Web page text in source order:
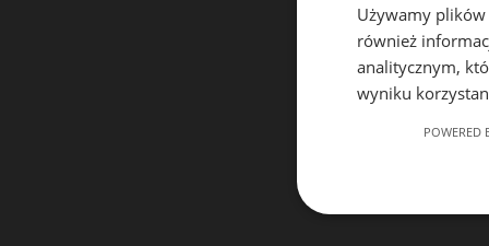
Używamy
również
analitycznym,
wyniku
POWERED